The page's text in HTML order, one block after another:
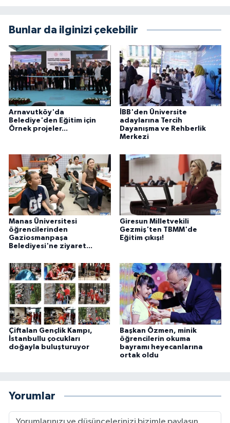
Bunlar da ilginizi çekebilir
Arnavutköy'da
Belediye'den Eğitim için
Örnek projeler...
İBB'den Üniversite
adaylarına Tercih
Dayanışma ve Rehberlik
Merkezi
Manas Üniversitesi
öğrencilerinden
Gaziosmanpaşa
Belediyesi'ne ziyaret...
Giresun Milletvekili
Gezmiş'ten TBMM'de
Eğitim çıkışı!
Çiftalan Gençlik Kampı,
İstanbullu çocukları
doğayla buluşturuyor
Başkan Özmen, minik
öğrencilerin okuma
bayramı heyecanlarına
ortak oldu
Yorumlar